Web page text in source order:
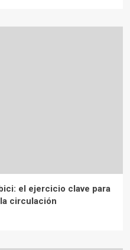
el ejercicio clave para
circulación